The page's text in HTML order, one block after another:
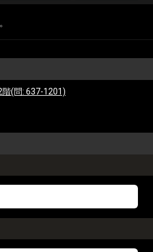
(問: 637-1201)